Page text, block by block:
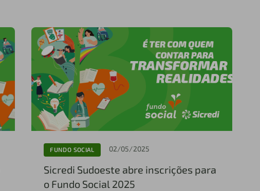
FUNDO SOCIAL 02/05/2025
Sicredi Sudoeste abre inscrições para
o Fundo Social 2025